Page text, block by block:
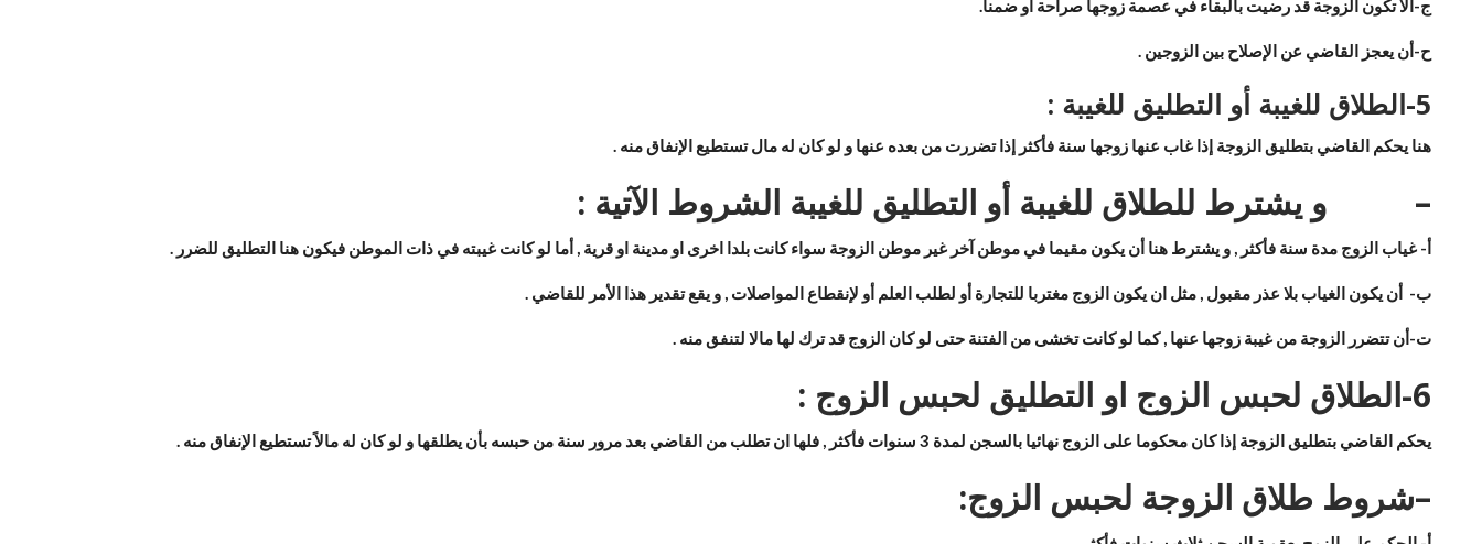
ج‌-ألا تكون الزوجة قد رضيت بالبقاء في عصمة زوجها صراحة أو ضمنا.
ح‌-أن يعجز القاضي عن الإصلاح بين الزوجين .
5- الطلاق للغيبة أو التطليق للغيبة :
هنا يحكم القاضي بتطليق الزوجة إذا غاب عنها زوجها سنة فأكثر إذا تضررت من بعده عنها و لو كان له مال تستطيع الإنفاق منه .
– و يشترط للطلاق للغيبة أو التطليق للغيبة الشروط الآتية :
أ- غياب الزوج مدة سنة فأكثر , و يشترط هنا أن يكون مقيما في موطن آخر غير موطن الزوجة سواء كانت بلدا اخرى او مدينة او قرية , أما لو كانت غيبته في ذات الموطن فيكون هنا التطليق للضرر .
ب‌- أن يكون الغياب بلا عذر مقبول , مثل ان يكون الزوج مغتربا للتجارة أو لطلب العلم أو لإنقطاع المواصلات , و يقع تقدير هذا الأمر للقاضي .
ت‌-أن تتضرر الزوجة من غيبة زوجها عنها , كما لو كانت تخشى من الفتنة حتى لو كان الزوج قد ترك لها مالا لتنفق منه .
6- الطلاق لحبس الزوج او التطليق لحبس الزوج :
يحكم القاضي بتطليق الزوجة إذا كان محكوما على الزوج نهائيا بالسجن لمدة 3 سنوات فأكثر , فلها ان تطلب من القاضي بعد مرور سنة من حبسه بأن يطلقها و لو كان له مالاً تستطيع الإنفاق منه .
–شروط طلاق الزوجة لحبس الزوج: